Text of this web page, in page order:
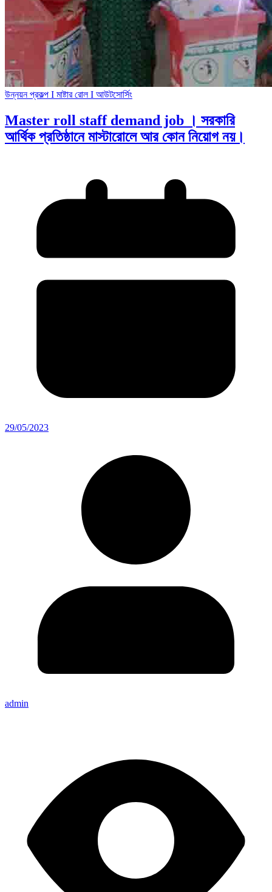
উন্নয়ন প্রকল্প I মাষ্টার রোল I আউটসোর্সিং
Master roll staff demand job । সরকারি
আর্থিক প্রতিষ্ঠানে মাস্টারোলে আর কোন নিয়োগ নয়।
29/05/2023
admin